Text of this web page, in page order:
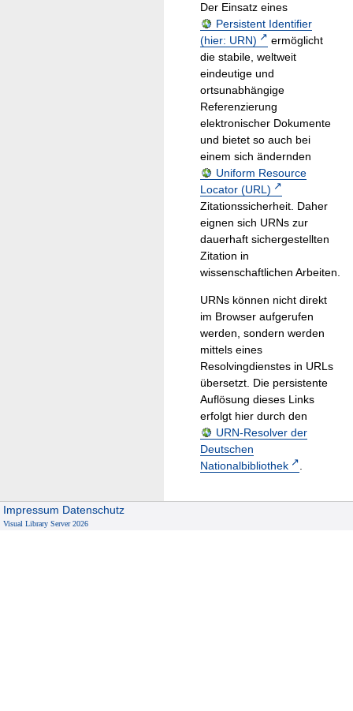
Der Einsatz eines
Persistent Identifier
(hier: URN)
ermöglicht
die stabile, weltweit
eindeutige und
ortsunabhängige
Referenzierung
elektronischer Dokumente
und bietet so auch bei
einem sich ändernden
Uniform Resource
Locator (URL)
Zitationssicherheit. Daher
eignen sich URNs zur
dauerhaft sichergestellten
Zitation in
wissenschaftlichen Arbeiten.
URNs können nicht direkt
im Browser aufgerufen
werden, sondern werden
mittels eines
Resolvingdienstes in URLs
übersetzt. Die persistente
Auflösung dieses Links
erfolgt hier durch den
URN-Resolver der
Deutschen
Nationalbibliothek
.
Impressum Datenschutz
Visual Library Server 2026